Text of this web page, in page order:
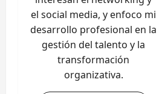
el social media, y enfoco mi
desarrollo profesional en la
gestión del talento y la
transformación
organizativa.